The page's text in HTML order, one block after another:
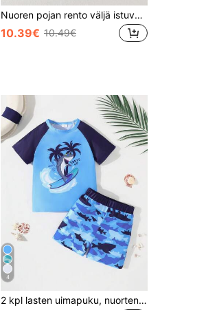
Nuoren pojan rento väljä istuvuus pyöreä kaula-aukkoinen lyhythihainen t-paita ja shortsit uima-asusetti, sopii kesään
10.39€ 10.49€
4
2 kpl lasten uimapuku, nuorten poikien uimashortsit ja shortsit, ranta-asusetti